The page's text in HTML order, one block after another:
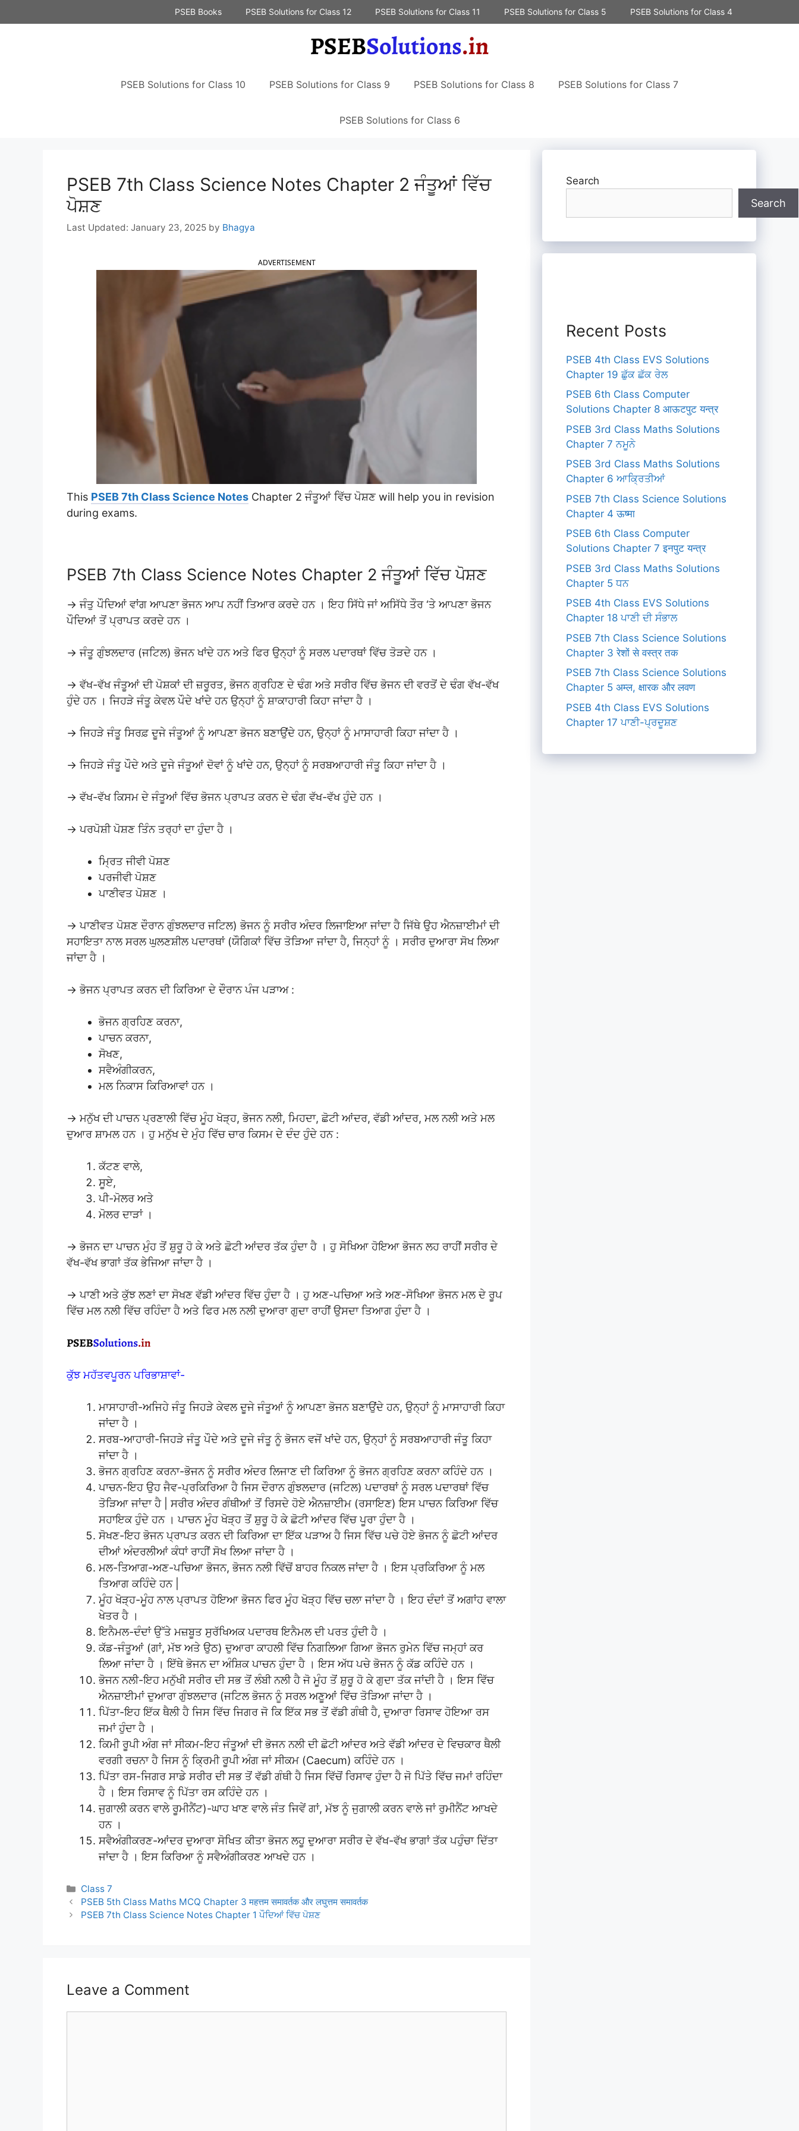
to
PSEB Books PSEB Solutions for Class 12 PSEB Solutions for Class 11 PSEB Solutions for Class 5 PSEB Solutions for Class 4
PSEB Solutions for Class 10 PSEB Solutions for Class 9 PSEB Solutions for Class 8 PSEB Solutions for Class 7
PSEB Solutions for Class 6
PSEB 7th Class Science Notes Chapter 2 ਜੰਤੂਆਂ ਵਿੱਚ
ਪੋਸ਼ਣ
January 23, 2025 by Bhagya
ADVERTISEMENT
This PSEB 7th Class Science Notes Chapter 2 ਜੰਤੂਆਂ ਵਿੱਚ ਪੋਸ਼ਣ will help you in revision
during exams.
PSEB 7th Class Science Notes Chapter 2 ਜੰਤੂਆਂ ਵਿੱਚ ਪੋਸ਼ਣ
→ ਜੰਤੁ ਪੌਦਿਆਂ ਵਾਂਗ ਆਪਣਾ ਭੋਜਨ ਆਪ ਨਹੀਂ ਤਿਆਰ ਕਰਦੇ ਹਨ । ਇਹ ਸਿੱਧੇ ਜਾਂ ਅਸਿੱਧੇ ਤੌਰ ‘ਤੇ ਆਪਣਾ ਭੋਜਨ
ਪੌਦਿਆਂ ਤੋਂ ਪ੍ਰਾਪਤ ਕਰਦੇ ਹਨ ।
→ ਜੰਤੂ ਗੁੰਝਲਦਾਰ (ਜਟਿਲ) ਭੋਜਨ ਖਾਂਦੇ ਹਨ ਅਤੇ ਫਿਰ ਉਨ੍ਹਾਂ ਨੂੰ ਸਰਲ ਪਦਾਰਥਾਂ ਵਿੱਚ ਤੋੜਦੇ ਹਨ ।
→ ਵੱਖ-ਵੱਖ ਜੰਤੂਆਂ ਦੀ ਪੋਸ਼ਕਾਂ ਦੀ ਜ਼ਰੂਰਤ, ਭੋਜਨ ਗ੍ਰਹਿਣ ਦੇ ਢੰਗ ਅਤੇ ਸਰੀਰ ਵਿੱਚ ਭੋਜਨ ਦੀ ਵਰਤੋਂ ਦੇ ਢੰਗ ਵੱਖ-ਵੱਖ
ਹੁੰਦੇ ਹਨ । ਜਿਹੜੇ ਜੰਤੂ ਕੇਵਲ ਪੌਦੇ ਖਾਂਦੇ ਹਨ ਉਨ੍ਹਾਂ ਨੂੰ ਸ਼ਾਕਾਹਾਰੀ ਕਿਹਾ ਜਾਂਦਾ ਹੈ ।
→ ਜਿਹੜੇ ਜੰਤੂ ਸਿਰਫ਼ ਦੂਜੇ ਜੰਤੂਆਂ ਨੂੰ ਆਪਣਾ ਭੋਜਨ ਬਣਾਉਂਦੇ ਹਨ, ਉਨ੍ਹਾਂ ਨੂੰ ਮਾਸਾਹਾਰੀ ਕਿਹਾ ਜਾਂਦਾ ਹੈ ।
→ ਜਿਹੜੇ ਜੰਤੂ ਪੌਦੇ ਅਤੇ ਦੂਜੇ ਜੰਤੂਆਂ ਦੋਵਾਂ ਨੂੰ ਖਾਂਦੇ ਹਨ, ਉਨ੍ਹਾਂ ਨੂੰ ਸਰਬਆਹਾਰੀ ਜੰਤੂ ਕਿਹਾ ਜਾਂਦਾ ਹੈ ।
→ ਵੱਖ-ਵੱਖ ਕਿਸਮ ਦੇ ਜੰਤੂਆਂ ਵਿੱਚ ਭੋਜਨ ਪ੍ਰਾਪਤ ਕਰਨ ਦੇ ਢੰਗ ਵੱਖ-ਵੱਖ ਹੁੰਦੇ ਹਨ ।
→ ਪਰਪੋਸ਼ੀ ਪੋਸ਼ਣ ਤਿੰਨ ਤਰ੍ਹਾਂ ਦਾ ਹੁੰਦਾ ਹੈ ।
ਮ੍ਰਿਤ ਜੀਵੀ ਪੋਸ਼ਣ
ਪਰਜੀਵੀ ਪੋਸ਼ਣ
ਪਾਣੀਵਤ ਪੋਸ਼ਣ ।
→ ਪਾਣੀਵਤ ਪੋਸ਼ਣ ਦੌਰਾਨ ਗੁੰਝਲਦਾਰ ਜਟਿਲ) ਭੋਜਨ ਨੂੰ ਸਰੀਰ ਅੰਦਰ ਲਿਜਾਇਆ ਜਾਂਦਾ ਹੈ ਜਿੱਥੇ ਉਹ ਐਨਜ਼ਾਈਮਾਂ ਦੀ
ਸਹਾਇਤਾ ਨਾਲ ਸਰਲ ਘੁਲਣਸ਼ੀਲ ਪਦਾਰਥਾਂ (ਯੌਗਿਕਾਂ ਵਿੱਚ ਤੋੜਿਆ ਜਾਂਦਾ ਹੈ, ਜਿਨ੍ਹਾਂ ਨੂੰ । ਸਰੀਰ ਦੁਆਰਾ ਸੋਖ ਲਿਆ
ਜਾਂਦਾ ਹੈ ।
→ ਭੋਜਨ ਪ੍ਰਾਪਤ ਕਰਨ ਦੀ ਕਿਰਿਆ ਦੇ ਦੌਰਾਨ ਪੰਜ ਪੜਾਅ :
ਭੋਜਨ ਗ੍ਰਹਿਣ ਕਰਨਾ,
ਪਾਚਨ ਕਰਨਾ,
ਸੋਖਣ,
ਸਵੈਅੰਗੀਕਰਨ,
ਮਲ ਨਿਕਾਸ ਕਿਰਿਆਵਾਂ ਹਨ ।
→ ਮਨੁੱਖ ਦੀ ਪਾਚਨ ਪ੍ਰਣਾਲੀ ਵਿੱਚ ਮੂੰਹ ਖੋੜ੍ਹ, ਭੋਜਨ ਨਲੀ, ਮਿਹਦਾ, ਛੋਟੀ ਆਂਦਰ, ਵੱਡੀ ਆਂਦਰ, ਮਲ ਨਲੀ ਅਤੇ ਮਲ
ਦੁਆਰ ਸ਼ਾਮਲ ਹਨ । ਹੁ ਮਨੁੱਖ ਦੇ ਮੁੰਹ ਵਿੱਚ ਚਾਰ ਕਿਸਮ ਦੇ ਦੰਦ ਹੁੰਦੇ ਹਨ :
ਕੱਟਣ ਵਾਲੇ,
ਸੂਏ,
ਪੀ-ਮੋਲਰ ਅਤੇ
ਮੋਲਰ ਦਾੜਾਂ ।
→ ਭੋਜਨ ਦਾ ਪਾਚਨ ਮੁੰਹ ਤੋਂ ਸ਼ੁਰੂ ਹੋ ਕੇ ਅਤੇ ਛੋਟੀ ਆਂਦਰ ਤੱਕ ਹੁੰਦਾ ਹੈ । ਹੁ ਸੋਖਿਆ ਹੋਇਆ ਭੋਜਨ ਲਹ ਰਾਹੀਂ ਸਰੀਰ ਦੇ
ਵੱਖ-ਵੱਖ ਭਾਗਾਂ ਤੱਕ ਭੇਜਿਆ ਜਾਂਦਾ ਹੈ ।
→ ਪਾਣੀ ਅਤੇ ਕੁੱਝ ਲਣਾਂ ਦਾ ਸੋਖਣ ਵੱਡੀ ਆਂਦਰ ਵਿੱਚ ਹੁੰਦਾ ਹੈ । ਹੁ ਅਣ-ਪਚਿਆ ਅਤੇ ਅਣ-ਸੋਖਿਆ ਭੋਜਨ ਮਲ ਦੇ ਰੂਪ
ਵਿੱਚ ਮਲ ਨਲੀ ਵਿੱਚ ਰਹਿੰਦਾ ਹੈ ਅਤੇ ਫਿਰ ਮਲ ਨਲੀ ਦੁਆਰਾ ਗੁਦਾ ਰਾਹੀਂ ਉਸਦਾ ਤਿਆਗ ਹੁੰਦਾ ਹੈ ।
ਕੁੱਝ ਮਹੱਤਵਪੂਰਨ ਪਰਿਭਾਸ਼ਾਵਾਂ-
ਮਾਸਾਹਾਰੀ-ਅਜਿਹੇ ਜੰਤੂ ਜਿਹੜੇ ਕੇਵਲ ਦੂਜੇ ਜੰਤੂਆਂ ਨੂੰ ਆਪਣਾ ਭੋਜਨ ਬਣਾਉਂਦੇ ਹਨ, ਉਨ੍ਹਾਂ ਨੂੰ ਮਾਸਾਹਾਰੀ ਕਿਹਾ
ਜਾਂਦਾ ਹੈ ।
ਸਰਬ-ਆਹਾਰੀ-ਜਿਹੜੇ ਜੰਤੂ ਪੌਦੇ ਅਤੇ ਦੂਜੇ ਜੰਤੂ ਨੂੰ ਭੋਜਨ ਵਜੋਂ ਖਾਂਦੇ ਹਨ, ਉਨ੍ਹਾਂ ਨੂੰ ਸਰਬਆਹਾਰੀ ਜੰਤੂ ਕਿਹਾ
ਜਾਂਦਾ ਹੈ ।
ਭੋਜਨ ਗ੍ਰਹਿਣ ਕਰਨਾ-ਭੋਜਨ ਨੂੰ ਸਰੀਰ ਅੰਦਰ ਲਿਜਾਣ ਦੀ ਕਿਰਿਆ ਨੂੰ ਭੋਜਨ ਗ੍ਰਹਿਣ ਕਰਨਾ ਕਹਿੰਦੇ ਹਨ ।
ਪਾਚਨ-ਇਹ ਉਹ ਜੈਵ-ਪ੍ਰਕਿਰਿਆ ਹੈ ਜਿਸ ਦੌਰਾਨ ਗੁੰਝਲਦਾਰ (ਜਟਿਲ) ਪਦਾਰਥਾਂ ਨੂੰ ਸਰਲ ਪਦਾਰਥਾਂ ਵਿੱਚ
ਤੋੜਿਆ ਜਾਂਦਾ ਹੈ | ਸਰੀਰ ਅੰਦਰ ਗੰਥੀਆਂ ਤੋਂ ਰਿਸਦੇ ਹੋਏ ਐਨਜ਼ਾਈਮ (ਰਸਾਇਣ) ਇਸ ਪਾਚਨ ਕਿਰਿਆ ਵਿੱਚ
ਸਹਾਇਕ ਹੁੰਦੇ ਹਨ । ਪਾਚਨ ਮੂੰਹ ਖੋੜ੍ਹ ਤੋਂ ਸ਼ੁਰੂ ਹੋ ਕੇ ਛੋਟੀ ਆਂਦਰ ਵਿੱਚ ਪੂਰਾ ਹੁੰਦਾ ਹੈ ।
ਸੋਖਣ-ਇਹ ਭੋਜਨ ਪ੍ਰਾਪਤ ਕਰਨ ਦੀ ਕਿਰਿਆ ਦਾ ਇੱਕ ਪੜਾਅ ਹੈ ਜਿਸ ਵਿੱਚ ਪਚੇ ਹੋਏ ਭੋਜਨ ਨੂੰ ਛੋਟੀ ਆਂਦਰ
ਦੀਆਂ ਅੰਦਰਲੀਆਂ ਕੰਧਾਂ ਰਾਹੀਂ ਸੋਖ ਲਿਆ ਜਾਂਦਾ ਹੈ ।
ਮਲ-ਤਿਆਗ-ਅਣ-ਪਚਿਆ ਭੋਜਨ, ਭੋਜਨ ਨਲੀ ਵਿੱਚੋਂ ਬਾਹਰ ਨਿਕਲ ਜਾਂਦਾ ਹੈ । ਇਸ ਪ੍ਰਕਿਰਿਆ ਨੂੰ ਮਲ
ਤਿਆਗ ਕਹਿੰਦੇ ਹਨ |
ਮੂੰਹ ਖੋੜ੍ਹ-ਮੂੰਹ ਨਾਲ ਪ੍ਰਾਪਤ ਹੋਇਆ ਭੋਜਨ ਫਿਰ ਮੂੰਹ ਖੋੜ੍ਹ ਵਿੱਚ ਚਲਾ ਜਾਂਦਾ ਹੈ । ਇਹ ਦੰਦਾਂ ਤੋਂ ਅਗਾਂਹ ਵਾਲਾ
ਖੇਤਰ ਹੈ ।
ਇਨੈਮਲ-ਦੰਦਾਂ ਉੱਤੇ ਮਜ਼ਬੂਤ ਸੁਰੱਖਿਅਕ ਪਦਾਰਥ ਇਨੈਮਲ ਦੀ ਪਰਤ ਹੁੰਦੀ ਹੈ ।
ਕੱਡ-ਜੰਤੂਆਂ (ਗਾਂ, ਮੱਝ ਅਤੇ ਉਠ) ਦੁਆਰਾ ਕਾਹਲੀ ਵਿੱਚ ਨਿਗਲਿਆ ਗਿਆ ਭੋਜਨ ਰੁਮੇਨ ਵਿੱਚ ਜਮ੍ਹਾਂ ਕਰ
ਲਿਆ ਜਾਂਦਾ ਹੈ । ਇੱਥੇ ਭੋਜਨ ਦਾ ਅੰਸ਼ਿਕ ਪਾਚਨ ਹੁੰਦਾ ਹੈ । ਇਸ ਅੱਧ ਪਚੇ ਭੋਜਨ ਨੂੰ ਕੱਡ ਕਹਿੰਦੇ ਹਨ ।
ਭੋਜਨ ਨਲੀ-ਇਹ ਮਨੁੱਖੀ ਸਰੀਰ ਦੀ ਸਭ ਤੋਂ ਲੰਬੀ ਨਲੀ ਹੈ ਜੋ ਮੂੰਹ ਤੋਂ ਸ਼ੁਰੂ ਹੋ ਕੇ ਗੁਦਾ ਤੱਕ ਜਾਂਦੀ ਹੈ । ਇਸ ਵਿੱਚ
ਐਨਜ਼ਾਈਮਾਂ ਦੁਆਰਾ ਗੁੰਝਲਦਾਰ (ਜਟਿਲ ਭੋਜਨ ਨੂੰ ਸਰਲ ਅਣੂਆਂ ਵਿੱਚ ਤੋੜਿਆ ਜਾਂਦਾ ਹੈ ।
ਪਿੱਤਾ-ਇਹ ਇੱਕ ਥੈਲੀ ਹੈ ਜਿਸ ਵਿੱਚ ਜਿਗਰ ਜੋ ਕਿ ਇੱਕ ਸਭ ਤੋਂ ਵੱਡੀ ਗੰਥੀ ਹੈ, ਦੁਆਰਾ ਰਿਸਾਵ ਹੋਇਆ ਰਸ
ਜਮਾਂ ਹੁੰਦਾ ਹੈ ।
ਕਿਮੀ ਰੂਪੀ ਅੰਗ ਜਾਂ ਸੀਕਮ-ਇਹ ਜੰਤੂਆਂ ਦੀ ਭੋਜਨ ਨਲੀ ਦੀ ਛੋਟੀ ਆਂਦਰ ਅਤੇ ਵੱਡੀ ਆਂਦਰ ਦੇ ਵਿਚਕਾਰ ਥੈਲੀ
ਵਰਗੀ ਰਚਨਾ ਹੈ ਜਿਸ ਨੂੰ ਕ੍ਰਿਮੀ ਰੂਪੀ ਅੰਗ ਜਾਂ ਸੀਕਮ (Caecum) ਕਹਿੰਦੇ ਹਨ ।
ਪਿੱਤਾ ਰਸ-ਜਿਗਰ ਸਾਡੇ ਸਰੀਰ ਦੀ ਸਭ ਤੋਂ ਵੱਡੀ ਗੰਥੀ ਹੈ ਜਿਸ ਵਿੱਚੋਂ ਰਿਸਾਵ ਹੁੰਦਾ ਹੈ ਜੋ ਪਿੱਤੇ ਵਿੱਚ ਜਮਾਂ ਰਹਿੰਦਾ
ਹੈ । ਇਸ ਰਿਸਾਵ ਨੂੰ ਪਿੱਤਾ ਰਸ ਕਹਿੰਦੇ ਹਨ ।
ਜੁਗਾਲੀ ਕਰਨ ਵਾਲੇ ਰੂਮੀਨੈਂਟ)-ਘਾਹ ਖਾਣ ਵਾਲੇ ਜੰਤ ਜਿਵੇਂ ਗਾਂ, ਮੱਝ ਨੂੰ ਜੁਗਾਲੀ ਕਰਨ ਵਾਲੇ ਜਾਂ ਰੁਮੀਨੈਂਟ ਆਖਦੇ
ਹਨ ।
ਸਵੈਅੰਗੀਕਰਣ-ਆਂਦਰ ਦੁਆਰਾ ਸੋਖਿਤ ਕੀਤਾ ਭੋਜਨ ਲਹੂ ਦੁਆਰਾ ਸਰੀਰ ਦੇ ਵੱਖ-ਵੱਖ ਭਾਗਾਂ ਤੱਕ ਪਹੁੰਚਾ ਦਿੱਤਾ
ਜਾਂਦਾ ਹੈ । ਇਸ ਕਿਰਿਆ ਨੂੰ ਸਵੈਅੰਗੀਕਰਣ ਆਖਦੇ ਹਨ ।
Categories
Class 7
PSEB 5th Class Maths MCQ Chapter 3 महत्तम समावर्तक और लघुत्तम समावर्तक
PSEB 7th Class Science Notes Chapter 1 ਪੌਦਿਆਂ ਵਿੱਚ ਪੋਸ਼ਣ
Leave a Comment
Search
Search
Recent Posts
PSEB 4th Class EVS Solutions
Chapter 19 ਛੁੱਕ ਛੱਕ ਰੇਲ
PSEB 6th Class Computer
Solutions Chapter 8 आऊटपुट यन्त्र
PSEB 3rd Class Maths Solutions
Chapter 7 ਨਮੂਨੇ
PSEB 3rd Class Maths Solutions
Chapter 6 ਆਕ੍ਰਿਤੀਆਂ
PSEB 7th Class Science Solutions
Chapter 4 ऊष्मा
PSEB 6th Class Computer
Solutions Chapter 7 इनपुट यन्त्र
PSEB 3rd Class Maths Solutions
Chapter 5 ਧਨ
PSEB 4th Class EVS Solutions
Chapter 18 ਪਾਣੀ ਦੀ ਸੰਭਾਲ
PSEB 7th Class Science Solutions
Chapter 3 रेशों से वस्त्र तक
PSEB 7th Class Science Solutions
Chapter 5 अम्ल, क्षारक और लवण
PSEB 4th Class EVS Solutions
Chapter 17 ਪਾਣੀ-ਪ੍ਰਦੂਸ਼ਣ